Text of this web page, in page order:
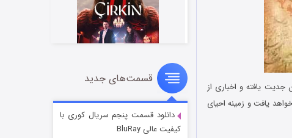
یافته و اخباری از
در پی خواهد یافت و زمینه احیای
سریال زشت
قسمت۲ (زیرنویس) منتشر شد
قسمت‌های جدید
دانلود قسمت پنجم سریال کوری با
کیفیت عالی BluRay